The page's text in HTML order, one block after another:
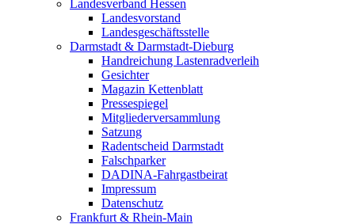
Landesverband Hessen
Landesvorstand
Landesgeschäftsstelle
Darmstadt & Darmstadt-Dieburg
Handreichung Lastenradverleih
Gesichter
Magazin Kettenblatt
Pressespiegel
Mitgliederversammlung
Satzung
Radentscheid Darmstadt
Falschparker
DADINA-Fahrgastbeirat
Impressum
Datenschutz
Frankfurt & Rhein-Main